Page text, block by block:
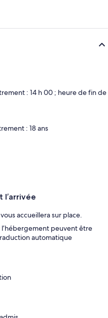
: 14 h 00 ; heure de fin de
: 18 ans
l’arrivée
accueillera sur place.
peuvent être
automatique